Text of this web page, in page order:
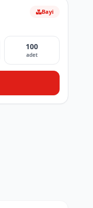
Bayi
100
adet